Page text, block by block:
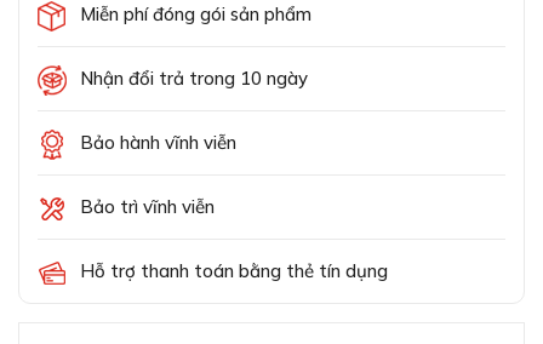
Miễn phí đóng gói sản phẩm
Nhận đổi trả trong 10 ngày
Bảo hành vĩnh viễn
Bảo trì vĩnh viễn
Hỗ trợ thanh toán bằng thẻ tín dụng